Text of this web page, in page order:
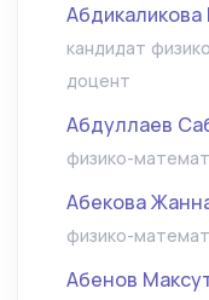
Абдикаликова
кандидат
доцент
Абдуллаев
физико-
Абекова
физико-
Абенов